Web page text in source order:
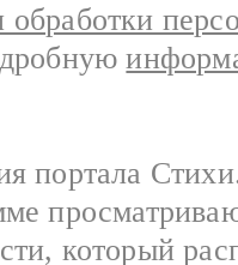
обработки
портала
который